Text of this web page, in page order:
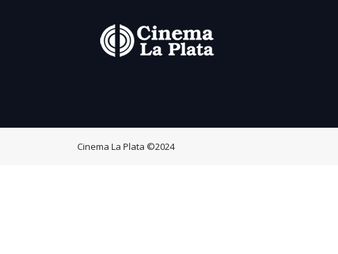
Cinema La Plata ©2024